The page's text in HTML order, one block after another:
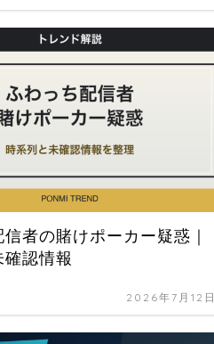
者の賭けポーカー疑惑｜
認情報
2026年7月12日